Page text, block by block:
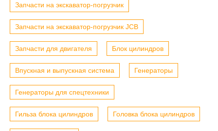
Запчасти на экскаватор-погрузчик
Запчасти на экскаватор-погрузчик JCB
Запчасти для двигателя Блок цилиндров
Впускная и выпускная система Генераторы
Генераторы для спецтехники
Гильза блока цилиндров Головка блока цилиндров